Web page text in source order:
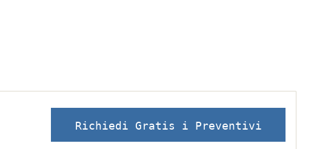
Richiedi Gratis i Preventivi